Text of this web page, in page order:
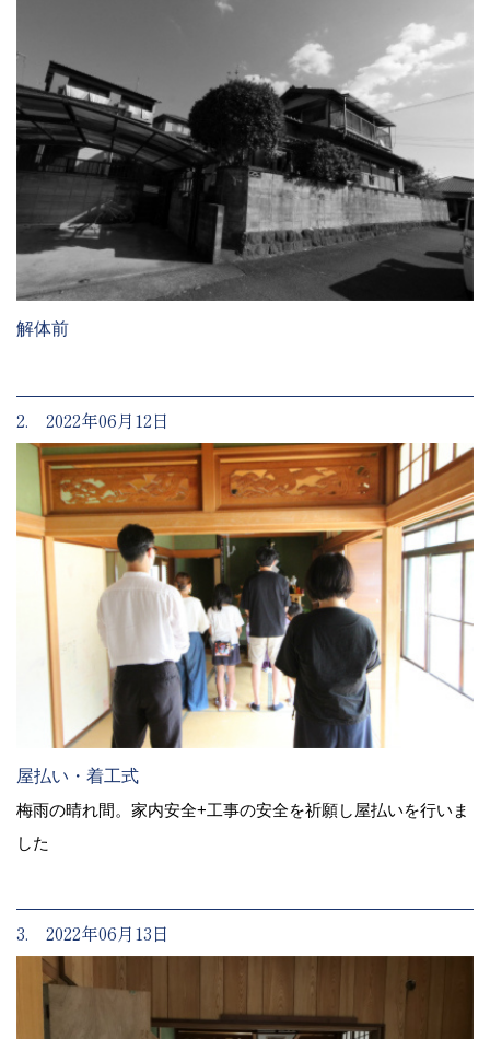
解体前
2. 2022年06月12日
屋払い・着工式
梅雨の晴れ間。家内安全+工事の安全を祈願し屋払いを行いま
した
3. 2022年06月13日